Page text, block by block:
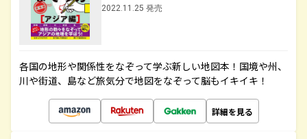
2022.11.25 発売
各国の地形や関係性をなぞって学ぶ新しい地図本！国境や州、
川や街道、島など旅気分で地図をなぞって脳もイキイキ！
詳細を見る